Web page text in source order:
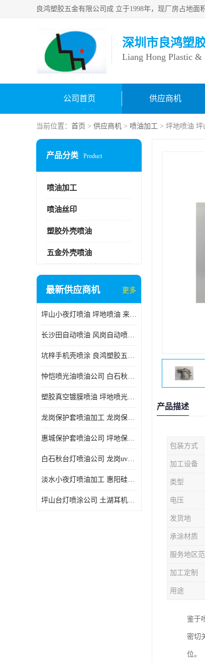
深圳市良鸿塑
Liang Hong Plastic &
公司首页 供应商机
当前位置： 首页 > 供应商机 > 喷油加工 > 坪地喷油 坪
产品分类 Product
喷油加工
喷油丝印
塑胶外壳喷油
五金外壳喷油
最新供应商机 更多
坪山小夜灯喷油 坪地喷油 来样订做
长沙田自动喷油 风岗自动喷涂 良鸿塑胶五金
坑梓手机壳喷涂 良鸿塑胶五金 坪地小夜灯喷涂公司
忡恺喷光油喷油公司 白石秋蓝牙喷涂
塑胶真空镀膜喷油 坪地喷光油喷油
龙岗保护套喷油加工 龙岗保护套喷油
惠城保护套喷油公司 坪地保护套喷油 良鸿塑胶五金
白石秋台灯喷油公司 龙岗uv喷油 良鸿塑胶五金
淡水小夜灯喷油加工 惠阳硅胶喷油 良鸿塑胶五金
坪山台灯喷涂公司 土湖耳机喷涂 加工定制
产品描述
包装方式
加工设备
类型
电压
发货地
承涂材质
服务地区范
加工定制
用途
鉴于
密切
位。